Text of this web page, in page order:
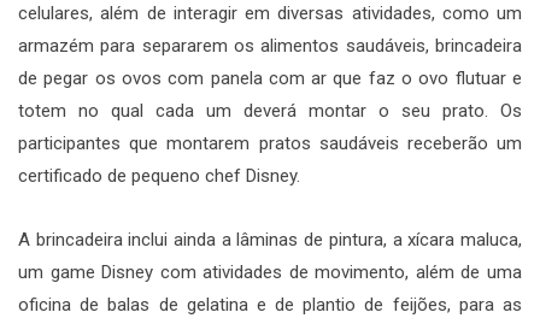
celulares, além de interagir em diversas atividades, como um
armazém para separarem os alimentos saudáveis, brincadeira
de pegar os ovos com panela com ar que faz o ovo flutuar e
totem no qual cada um deverá montar o seu prato. Os
participantes que montarem pratos saudáveis receberão um
certificado de pequeno chef Disney.
A brincadeira inclui ainda a lâminas de pintura, a xícara maluca,
um game Disney com atividades de movimento, além de uma
oficina de balas de gelatina e de plantio de feijões, para as